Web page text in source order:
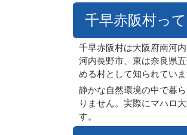
千早赤阪村っ
千早赤阪村は大阪府南河
河内長野市、東は奈良県
める村として知られていま
静かな自然環境の中で暮
りません。実際にマハロ
す。